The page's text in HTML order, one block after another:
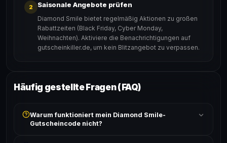
2 Saisonale Angebote prüfen
Diamond Smile bietet regelmäßig Aktionen zu großen
Rabattzeiten (Black Friday, Cyber Monday,
Weihnachten). Aktiviere die Benachrichtigungen auf
gutscheinkiller.de, um kein Blitzangebot zu verpassen.
Häufig gestellte Fragen (FAQ)
Warum funktioniert mein Diamond Smile-
Gutscheincode nicht?